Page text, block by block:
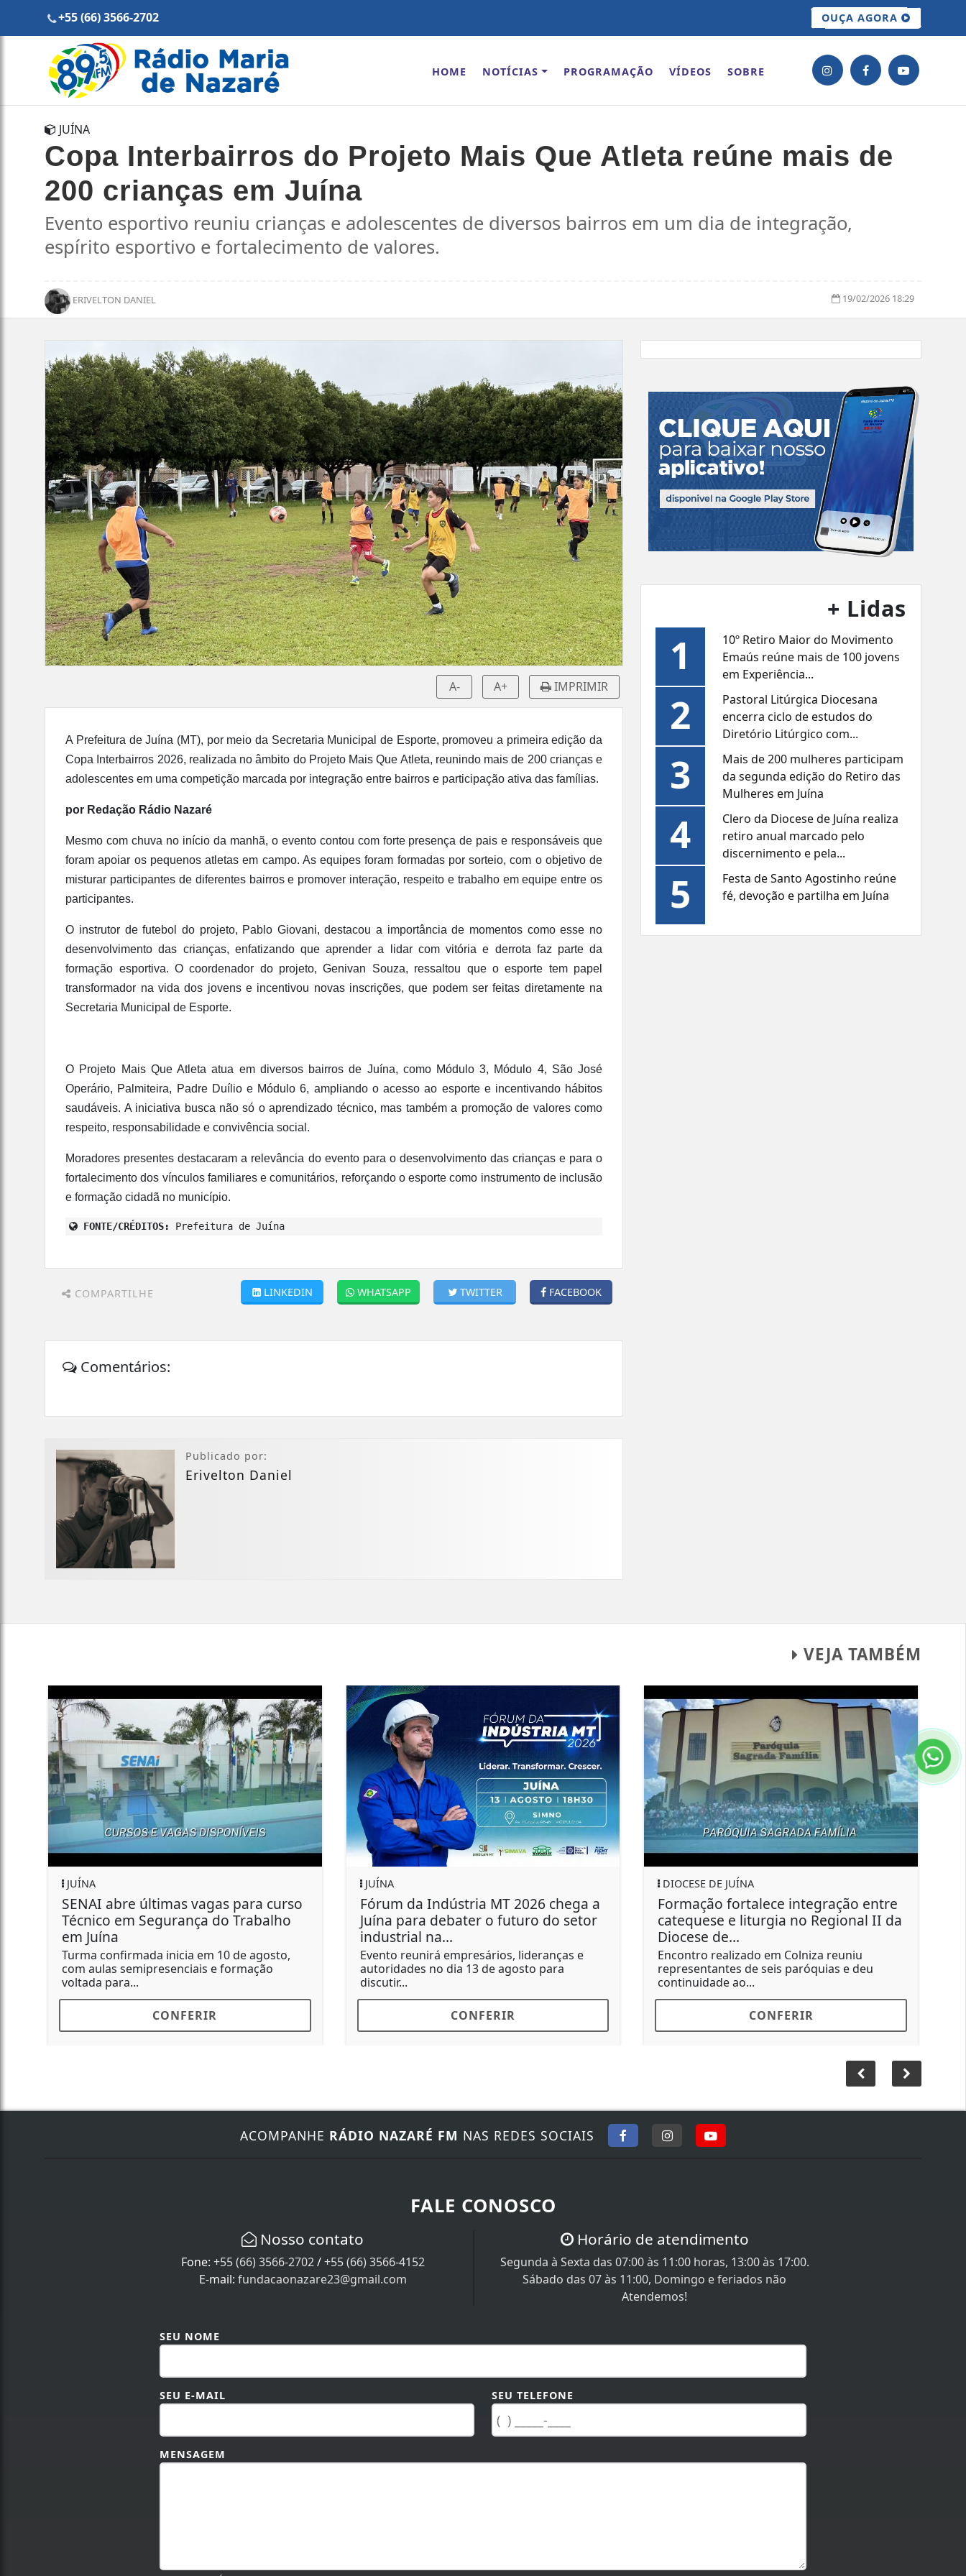
+55 (66) 3566-2702 OUÇA AGORA
HOME NOTÍCIAS PROGRAMAÇÃO VÍDEOS SOBRE
JUÍNA
Copa Interbairros do Projeto Mais Que Atleta reúne mais de
200 crianças em Juína
Evento esportivo reuniu crianças e adolescentes de diversos bairros em um dia de integração,
espírito esportivo e fortalecimento de valores.
ERIVELTON DANIEL 19/02/2026 18:29
A- A+ IMPRIMIR
A Prefeitura de Juína (MT), por meio da Secretaria Municipal de Esporte, promoveu a primeira edição da
Copa Interbairros 2026, realizada no âmbito do Projeto Mais Que Atleta, reunindo mais de 200 crianças e
adolescentes em uma competição marcada por integração entre bairros e participação ativa das famílias.
por Redação Rádio Nazaré
Mesmo com chuva no início da manhã, o evento contou com forte presença de pais e responsáveis que
foram apoiar os pequenos atletas em campo. As equipes foram formadas por sorteio, com o objetivo de
misturar participantes de diferentes bairros e promover interação, respeito e trabalho em equipe entre os
participantes.
O instrutor de futebol do projeto, Pablo Giovani, destacou a importância de momentos como esse no
desenvolvimento das crianças, enfatizando que aprender a lidar com vitória e derrota faz parte da
formação esportiva. O coordenador do projeto, Genivan Souza, ressaltou que o esporte tem papel
transformador na vida dos jovens e incentivou novas inscrições, que podem ser feitas diretamente na
Secretaria Municipal de Esporte.
O Projeto Mais Que Atleta atua em diversos bairros de Juína, como Módulo 3, Módulo 4, São José
Operário, Palmiteira, Padre Duílio e Módulo 6, ampliando o acesso ao esporte e incentivando hábitos
saudáveis. A iniciativa busca não só o aprendizado técnico, mas também a promoção de valores como
respeito, responsabilidade e convivência social.
Moradores presentes destacaram a relevância do evento para o desenvolvimento das crianças e para o
fortalecimento dos vínculos familiares e comunitários, reforçando o esporte como instrumento de inclusão
e formação cidadã no município.
FONTE/CRÉDITOS: Prefeitura de Juína
COMPARTILHE FACEBOOK
TWITTER
WHATSAPP
LINKEDIN
Comentários:
Publicado por:
Erivelton Daniel
+ Lidas
1
10º Retiro Maior do Movimento
Emaús reúne mais de 100 jovens
em Experiência...
2
Pastoral Litúrgica Diocesana
encerra ciclo de estudos do
Diretório Litúrgico com...
3
Mais de 200 mulheres participam
da segunda edição do Retiro das
Mulheres em Juína
4
Clero da Diocese de Juína realiza
retiro anual marcado pelo
discernimento e pela...
5
Festa de Santo Agostinho reúne
fé, devoção e partilha em Juína
VEJA TAMBÉM
JUÍNA
SENAI abre últimas vagas para curso
Técnico em Segurança do Trabalho
em Juína
Turma confirmada inicia em 10 de agosto,
com aulas semipresenciais e formação
voltada para...
CONFERIR
JUÍNA
Fórum da Indústria MT 2026 chega a
Juína para debater o futuro do setor
industrial na...
Evento reunirá empresários, lideranças e
autoridades no dia 13 de agosto para
discutir...
CONFERIR
DIOCESE DE JUÍNA
Formação fortalece integração entre
catequese e liturgia no Regional II da
Diocese de...
Encontro realizado em Colniza reuniu
representantes de seis paróquias e deu
continuidade ao...
CONFERIR
ACOMPANHE RÁDIO NAZARÉ FM NAS REDES SOCIAIS
FALE CONOSCO
Nosso contato
Fone: +55 (66) 3566-2702/+55 (66) 3566-4152
E-mail: fundacaonazare23@gmail.com
Horário de atendimento
Segunda à Sexta das 07:00 às 11:00 horas, 13:00 às 17:00.
Sábado das 07 às 11:00, Domingo e feriados não
Atendemos!
SEU NOME
SEU E-MAIL SEU TELEFONE
MENSAGEM